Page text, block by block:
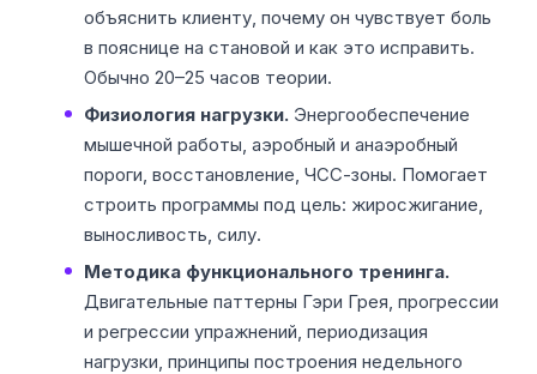
объяснить клиенту, почему он чувствует боль
в пояснице на становой и как это исправить.
Обычно 20–25 часов теории.
Физиология нагрузки. Энергообеспечение
мышечной работы, аэробный и анаэробный
пороги, восстановление, ЧСС-зоны. Помогает
строить программы под цель: жиросжигание,
выносливость, силу.
Методика функционального тренинга.
Двигательные паттерны Гэри Грея, прогрессии
и регрессии упражнений, периодизация
нагрузки, принципы построения недельного